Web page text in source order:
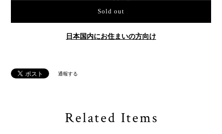
Sold out
日本国内にお住まいの方向け
通報する
Related Items